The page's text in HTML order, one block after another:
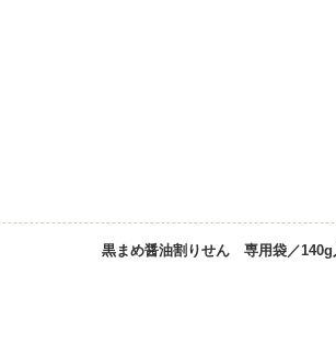
黒まめ醤油割りせん 専用袋／140g